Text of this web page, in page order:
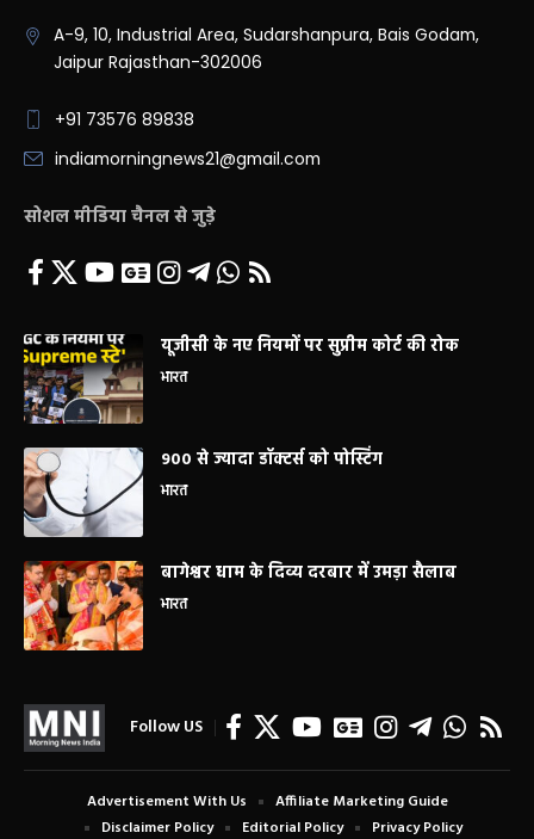
A-9, 10, Industrial Area, Sudarshanpura, Bais Godam,
Jaipur Rajasthan-302006
+91 73576 89838
indiamorningnews21@gmail.com
सोशल मीडिया चैनल से जुड़े
यूजीसी के नए नियमों पर सुप्रीम कोर्ट की रोक
भारत
900 से ज्यादा डॉक्टर्स को पोस्टिंग
भारत
बागेश्वर धाम के दिव्य दरबार में उमड़ा सैलाब
भारत
Follow US
Advertisement With Us
Affiliate Marketing Guide
Disclaimer Policy
Editorial Policy Privacy Policy